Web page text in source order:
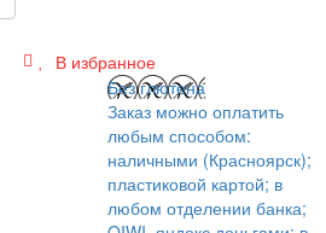
В избранное
Без глютена
Заказ можно оплатить
любым способом:
наличными (Красноярск);
пластиковой картой; в
любом отделении банка;